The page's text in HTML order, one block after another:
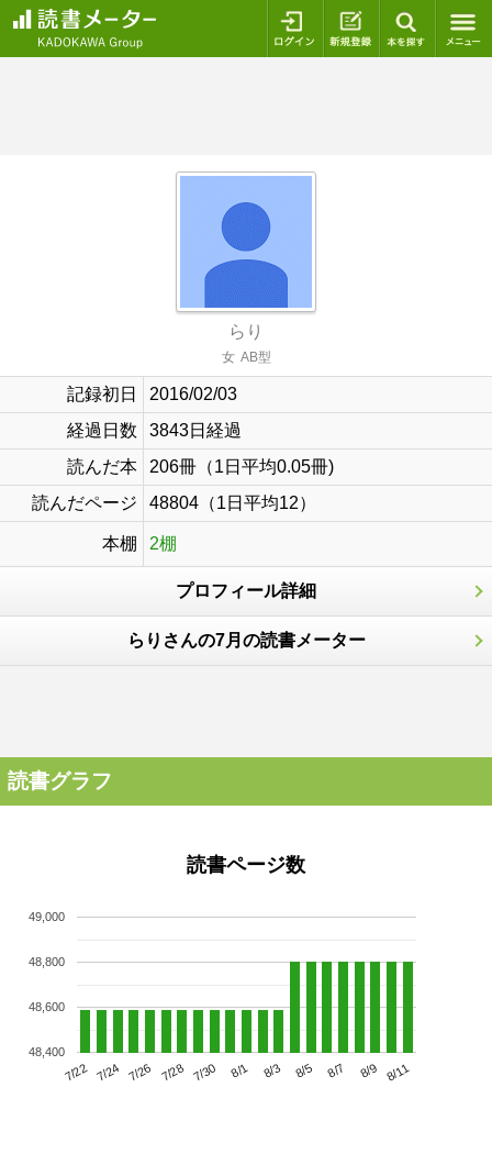
ログイン 新規登録
らり
女 AB型
記録初日
2016/02/03
経過日数
3843日経過
読んだ本
206冊（1日平均0.05冊)
読んだページ
48804（1日平均12）
本棚 2棚
プロフィール詳細
らりさんの7月の読書メーター
読書グラフ
読書ページ数
7/22 7/24 7/26 7/28 7/30 8/1 8/3 8/5 8/7 8/9 8/11
48,400
48,600
48,800
49,000